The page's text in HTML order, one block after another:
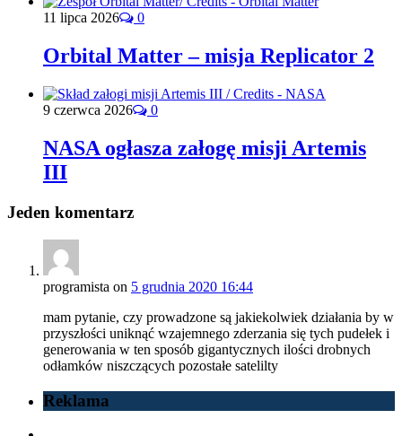
11 lipca 2026 0
Orbital Matter – misja Replicator 2
9 czerwca 2026 0
NASA ogłasza załogę misji Artemis
III
Jeden komentarz
programista on 5 grudnia 2020 16:44
mam pytanie, czy prowadzone są jakiekolwiek działania by w
przyszłości uniknąć wzajemnego zderzania się tych pudełek i
generowania w ten sposób gigantycznych ilości drobnych
odłamków niszczących pozostałe satelilty
Reklama